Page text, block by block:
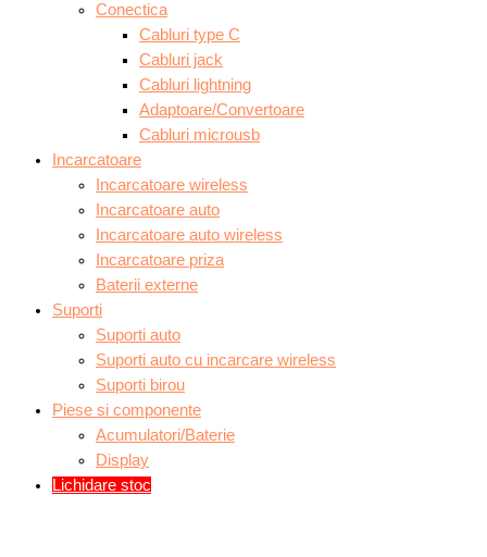
Conectica
Cabluri type C
Cabluri jack
Cabluri lightning
Adaptoare/Convertoare
Cabluri microusb
Incarcatoare
Incarcatoare wireless
Incarcatoare auto
Incarcatoare auto wireless
Incarcatoare priza
Baterii externe
Suporti
Suporti auto
Suporti auto cu incarcare wireless
Suporti birou
Piese si componente
Acumulatori/Baterie
Display
Lichidare stoc